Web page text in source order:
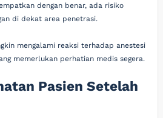
dengan benar, ada risiko
di dekat area penetrasi.
mengalami reaksi terhadap anestesi
memerlukan perhatian medis segera.
Pasien Setelah